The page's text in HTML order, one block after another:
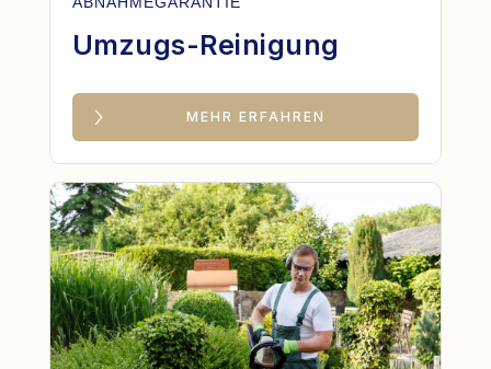
Umzugs-Reinigung
MEHR ERFAHREN